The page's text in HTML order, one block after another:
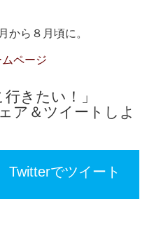
から８月頃に。
ページ
きたい！」
ア＆ツイートしよ
Twitterでツイート